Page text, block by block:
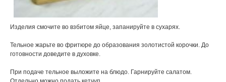
Изделия смочите во взбитом яйце, запанируйте в сухарях.
Тельное жарьте во фритюре до образования золотистой корочки. До
готовности доведите в духовке.
При подаче тельное выложите на блюдо. Гарнируйте салатом.